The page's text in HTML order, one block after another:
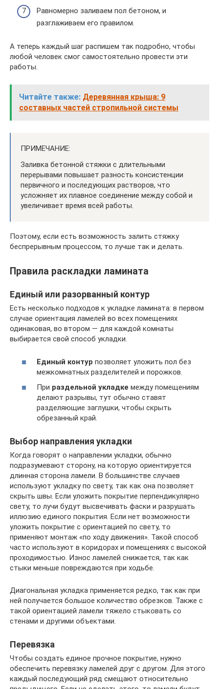
Равномерно заливаем пол бетоном, и
разглаживаем его правилом.
А теперь каждый шаг распишем так подробно, чтобы
любой человек смог самостоятельно провести эти
работы.
Читайте также: Деревянная крыша: 9
составных частей стропильной системы
ПРИМЕЧАНИЕ:
Заливка бетонной стяжки с длительными
перерывами повышает разность консистенции
первичного и последующих растворов, что
усложняет их плавное соединение между собой и
увеличивает время всей работы.
Поэтому, если есть возможность залить стяжку
беспрерывным процессом, то лучше так и делать.
Правила раскладки ламината
Единый или разорванный контур
Есть несколько подходов к укладке ламината: в первом
случае ориентация ламелей во всех помещениях
одинаковая, во втором — для каждой комнаты
выбирается свой способ укладки.
Единый контур позволяет уложить пол без
межкомнатных разделителей и порожков.
При раздельной укладке между помещениям
делают разрывы, тут обычно ставят
разделяющие заглушки, чтобы скрыть
обрезанный край.
Выбор направления укладки
Когда говорят о направлении укладки, обычно
подразумевают сторону, на которую ориентируется
длинная сторона ламели. В большинстве случаев
используют укладку по свету, так как она позволяет
скрыть швы. Если уложить покрытие перпендикулярно
свету, то лучи будут высвечивать фаски и разрушать
иллюзию единого покрытия. Если нет возможности
уложить покрытие с ориентацией по свету, то
применяют монтаж «по ходу движения». Такой способ
часто используют в коридорах и помещениях с высокой
проходимостью. Износ ламелей снижается, так как
стыки меньше повреждаются при ходьбе.
Диагональная укладка применяется редко, так как при
ней получается большое количество обрезков. Также с
такой ориентацией ламели тяжело стыковать со
стенами и другими объектами.
Перевязка
Чтобы создать единое прочное покрытие, нужно
обеспечить перевязку ламелей друг с другом. Для этого
каждый последующий ряд смещают относительно